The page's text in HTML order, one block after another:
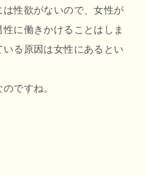
性欲がないので、女性が
に働きかけることはしま
る原因は女性にあるとい
ですね。